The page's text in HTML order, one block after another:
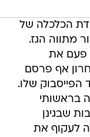
הכלכלה של
מתווה הגז.
פעם את
אף פרסם
סעיף 52 בעמוד הפייסבוק שלו.
בראשותי
שבגינן
לעקוף את